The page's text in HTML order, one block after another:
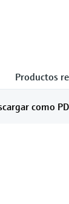
Productos
como